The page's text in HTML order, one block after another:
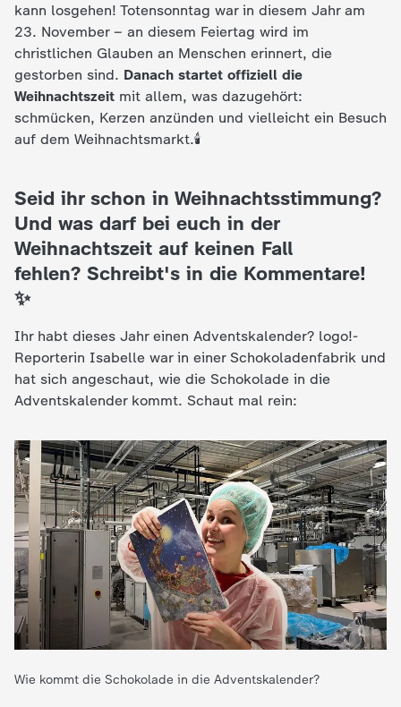
c
h
n
Z
D
kann losgehen! Totensonntag war in diesem Jahr am
23. November – an diesem Feiertag wird im
christlichen Glauben an Menschen erinnert, die
gestorben sind. Danach startet offiziell die
Weihnachtszeit mit allem, was dazugehört:
schmücken, Kerzen anzünden und vielleicht ein Besuch
auf dem Weihnachtsmarkt.🕯️
Seid ihr schon in Weihnachtsstimmung?
Und was darf bei euch in der
Weihnachtszeit auf keinen Fall
fehlen? Schreibt's in die Kommentare!
✨
Ihr habt dieses Jahr einen Adventskalender? logo!-
Reporterin Isabelle war in einer Schokoladenfabrik und
hat sich angeschaut, wie die Schokolade in die
Adventskalender kommt. Schaut mal rein:
Wie kommt die Schokolade in die Adventskalender?